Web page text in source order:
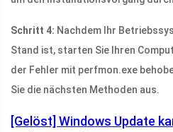
Schritt 4: Nachdem Ihr
Stand ist, starten Sie Ihren
der Fehler mit perfmon.exe
Sie die nächsten Methoden aus.
[Gelöst] Windows Update